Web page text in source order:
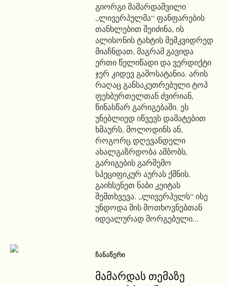
გიორგი მამარდაშვილი
„ლივერპულმა“ ფანფარების
თანხლებით შეიძინა, ის
ალისონის ტახტის მემკვიდრედ
მიაჩნდათ, მაგრამ გავიდა
ერთი წელიწადი და ვერდიქტი
ჯერ კიდევ გამოსატანია. არის
რაღაც განსაკუთრებული ტოპ
ფეხბურთელთან ძვირიან,
წინასწარ გარიგებაში. ეს
უნებლიედ იწვევს დამატებით
ხმაურს, მოლოდინს ან,
როგორც დღევანდელი
ახალგაზრდობა ამბობს,
გარიგების გარშემო
სპეციფიკურ აურას ქმნის.
გაიხსენეთ ნაბი კეიტას
შემთხვევა. „ლივერპულს“ ისე
უნდოდა მის მოთხოვნებთან
იდეალურად მორგებული...
ᲩᲐᲜᲐᲬᲔᲠᲘ
მამარდას თემაზე